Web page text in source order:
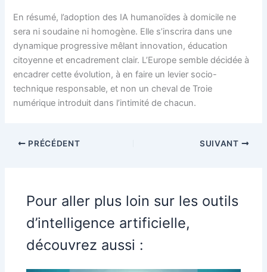
En résumé, l’adoption des IA humanoïdes à domicile ne
sera ni soudaine ni homogène. Elle s’inscrira dans une
dynamique progressive mêlant innovation, éducation
citoyenne et encadrement clair. L’Europe semble décidée à
encadrer cette évolution, à en faire un levier socio-
technique responsable, et non un cheval de Troie
numérique introduit dans l’intimité de chacun.
PRÉCÉDENT SUIVANT
Pour aller plus loin sur les outils
d’intelligence artificielle,
découvrez aussi :